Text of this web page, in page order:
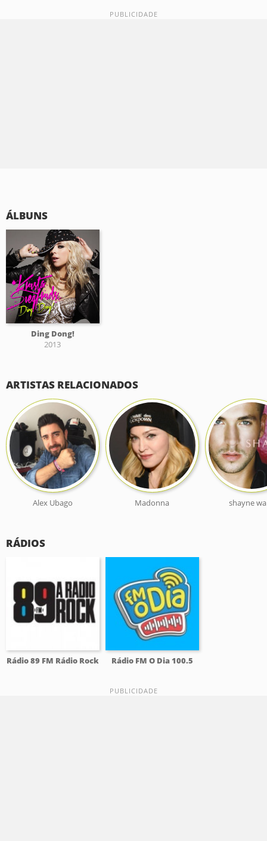
ÁLBUNS
Ding Dong!
2013
ARTISTAS RELACIONADOS
Alex Ubago Madonna shayne
RÁDIOS
Rádio 89 FM Rádio Rock Rádio FM O Dia 100.5